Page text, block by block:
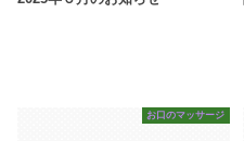
お口のマッサージ